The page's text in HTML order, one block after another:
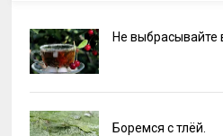
Не выбрасывайте
Боремся с тлёй.